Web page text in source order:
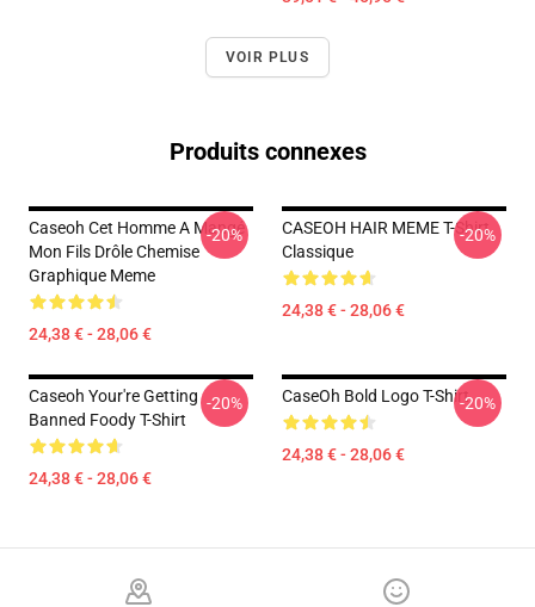
VOIR PLUS
Produits connexes
Caseoh Cet Homme A Mangé
Mon Fils Drôle Chemise
Graphique Meme
24,38 € - 28,06 €
-20%
CASEOH HAIR MEME T-Shirt
Classique
24,38 € - 28,06 €
-20%
Caseoh Your're Getting
Banned Foody T-Shirt
24,38 € - 28,06 €
-20% CaseOh Bold Logo T-Shirt
24,38 € - 28,06 €
-20%